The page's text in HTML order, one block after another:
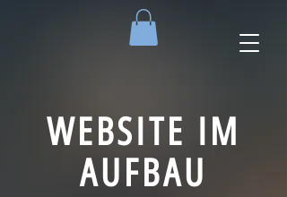
WEBSITE IM
AUFBAU